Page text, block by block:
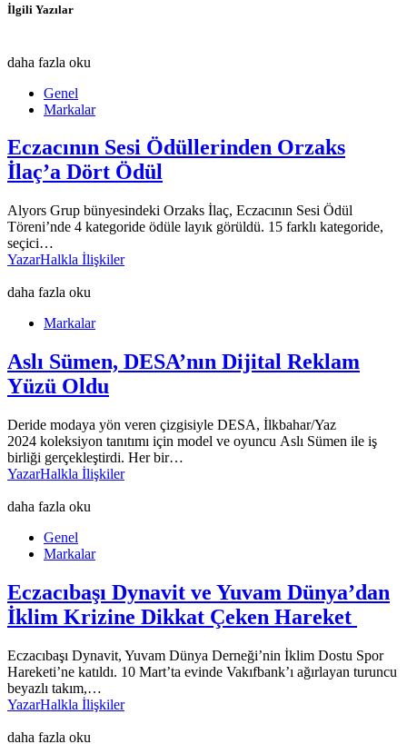
İlgili Yazılar
daha fazla oku
Genel
Markalar
Eczacının Sesi Ödüllerinden Orzaks
İlaç’a Dört Ödül
Alyors Grup bünyesindeki Orzaks İlaç, Eczacının Sesi Ödül
Töreni’nde 4 kategoride ödüle layık görüldü. 15 farklı kategoride,
seçici…
YazarHalkla İlişkiler
daha fazla oku
Markalar
Aslı Sümen, DESA’nın Dijital Reklam
Yüzü Oldu
Deride modaya yön veren çizgisiyle DESA, İlkbahar/Yaz
2024 koleksiyon tanıtımı için model ve oyuncu Aslı Sümen ile iş
birliği gerçekleştirdi. Her bir…
YazarHalkla İlişkiler
daha fazla oku
Genel
Markalar
Eczacıbaşı Dynavit ve Yuvam Dünya’dan
İklim Krizine Dikkat Çeken Hareket
Eczacıbaşı Dynavit, Yuvam Dünya Derneği’nin İklim Dostu Spor
Hareketi’ne katıldı. 10 Mart’ta evinde Vakıfbank’ı ağırlayan turuncu
beyazlı takım,…
YazarHalkla İlişkiler
daha fazla oku